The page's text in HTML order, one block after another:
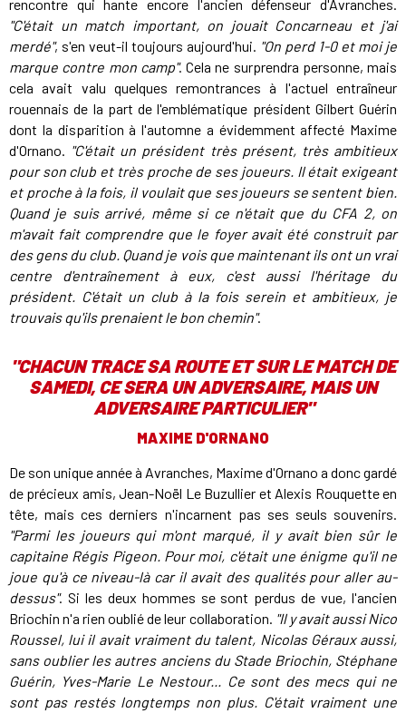
rencontre qui hante encore l'ancien défenseur d'Avranches.
"C'était un match important, on jouait Concarneau et j'ai
merdé", s'en veut-il toujours aujourd'hui. "On perd 1-0 et moi je
marque contre mon camp". Cela ne surprendra personne, mais
cela avait valu quelques remontrances à l'actuel entraîneur
rouennais de la part de l'emblématique président Gilbert Guérin
dont la disparition à l'automne a évidemment affecté Maxime
d'Ornano. "C'était un président très présent, très ambitieux
pour son club et très proche de ses joueurs. Il était exigeant
et proche à la fois, il voulait que ses joueurs se sentent bien.
Quand je suis arrivé, même si ce n'était que du CFA 2, on
m'avait fait comprendre que le foyer avait été construit par
des gens du club. Quand je vois que maintenant ils ont un vrai
centre d'entraînement à eux, c'est aussi l'héritage du
président. C'était un club à la fois serein et ambitieux, je
trouvais qu'ils prenaient le bon chemin".
"CHACUN TRACE SA ROUTE ET SUR LE MATCH DE
SAMEDI, CE SERA UN ADVERSAIRE, MAIS UN
ADVERSAIRE PARTICULIER"
MAXIME D'ORNANO
De son unique année à Avranches, Maxime d'Ornano a donc gardé
de précieux amis, Jean-Noël Le Buzullier et Alexis Rouquette en
tête, mais ces derniers n'incarnent pas ses seuls souvenirs.
"Parmi les joueurs qui m'ont marqué, il y avait bien sûr le
capitaine Régis Pigeon. Pour moi, c'était une énigme qu'il ne
joue qu'à ce niveau-là car il avait des qualités pour aller au-
dessus". Si les deux hommes se sont perdus de vue, l'ancien
Briochin n'a rien oublié de leur collaboration. "Il y avait aussi Nico
Roussel, lui il avait vraiment du talent, Nicolas Géraux aussi,
sans oublier les autres anciens du Stade Briochin, Stéphane
Guérin, Yves-Marie Le Nestour... Ce sont des mecs qui ne
sont pas restés longtemps non plus. C'était vraiment une